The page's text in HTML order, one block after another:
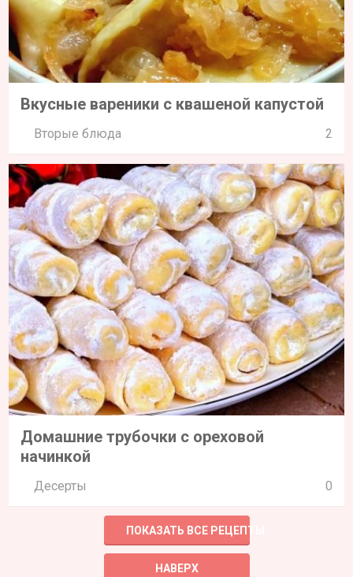
Вкусные вареники с квашеной капустой
Вторые блюда 2
Домашние трубочки с ореховой
начинкой
Десерты 0
ПОКАЗАТЬ ВСЕ РЕЦЕПТЫ
НАВЕРХ